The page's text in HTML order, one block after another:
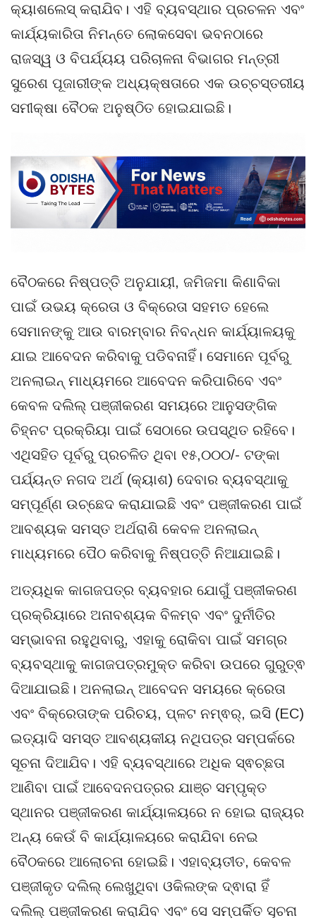
କ୍ୟାଶଲେସ୍ କରାଯିବ। ଏହି ବ୍ୟବସ୍ଥାର ପ୍ରଚଳନ ଏବଂ
କାର୍ଯ୍ୟକାରିତା ନିମନ୍ତେ ଲୋକସେବା ଭବନଠାରେ
ରାଜସ୍ୱ ଓ ବିପର୍ଯ୍ୟୟ ପରିଚାଳନା ବିଭାଗର ମନ୍ତ୍ରୀ
ସୁରେଶ ପୂଜାରୀଙ୍କ ଅଧ୍ୟକ୍ଷତାରେ ଏକ ଉଚ୍ଚସ୍ତରୀୟ
ସମୀକ୍ଷା ବୈଠକ ଅନୁଷ୍ଠିତ ହୋଇଯାଇଛି।
ବୈଠକରେ ନିଷ୍ପତ୍ତି ଅନୁଯାୟୀ, ଜମିଜମା କିଣାବିକା
ପାଇଁ ଉଭୟ କ୍ରେତା ଓ ବିକ୍ରେତା ସହମତ ହେଲେ
ସେମାନଙ୍କୁ ଆଉ ବାରମ୍ବାର ନିବନ୍ଧନ କାର୍ଯ୍ୟାଳୟକୁ
ଯାଇ ଆବେଦନ କରିବାକୁ ପଡିବନାହିଁ। ସେମାନେ ପୂର୍ବରୁ
ଅନଲାଇନ୍ ମାଧ୍ୟମରେ ଆବେଦନ କରିପାରିବେ ଏବଂ
କେବଳ ଦଲିଲ୍ ପଞ୍ଜୀକରଣ ସମୟରେ ଆନୁସଙ୍ଗିକ
ଚିହ୍ନଟ ପ୍ରକ୍ରିୟା ପାଇଁ ସେଠାରେ ଉପସ୍ଥିତ ରହିବେ।
ଏଥିସହିତ ପୂର୍ବରୁ ପ୍ରଚଳିତ ଥିବା ୧୫,୦୦୦/- ଟଙ୍କା
ପର୍ଯ୍ୟନ୍ତ ନଗଦ ଅର୍ଥ (କ୍ୟାଶ) ଦେବାର ବ୍ୟବସ୍ଥାକୁ
ସମ୍ପୂର୍ଣ୍ଣ ଉଚ୍ଛେଦ କରାଯାଇଛି ଏବଂ ପଞ୍ଜୀକରଣ ପାଇଁ
ଆବଶ୍ୟକ ସମସ୍ତ ଅର୍ଥରାଶି କେବଳ ଅନଲାଇନ୍
ମାଧ୍ୟମରେ ପୈଠ କରିବାକୁ ନିଷ୍ପତ୍ତି ନିଆଯାଇଛି।
ଅତ୍ୟଧିକ କାଗଜପତ୍ର ବ୍ୟବହାର ଯୋଗୁଁ ପଞ୍ଜୀକରଣ
ପ୍ରକ୍ରିୟାରେ ଅନାବଶ୍ୟକ ବିଳମ୍ବ ଏବଂ ଦୁର୍ନୀତିର
ସମ୍ଭାବନା ରହୁଥିବାରୁ, ଏହାକୁ ରୋକିବା ପାଇଁ ସମଗ୍ର
ବ୍ୟବସ୍ଥାକୁ କାଗଜପତ୍ରମୁକ୍ତ କରିବା ଉପରେ ଗୁରୁତ୍ଵ
ଦିଆଯାଇଛି। ଅନଲାଇନ୍ ଆବେଦନ ସମୟରେ କ୍ରେତା
ଏବଂ ବିକ୍ରେତାଙ୍କ ପରିଚୟ, ପ୍ଳଟ ନମ୍ଵର୍, ଇସି (EC)
ଇତ୍ୟାଦି ସମସ୍ତ ଆବଶ୍ୟକୀୟ ନଥିପତ୍ର ସମ୍ପର୍କରେ
ସୂଚନା ଦିଆଯିବ। ଏହି ବ୍ୟବସ୍ଥାରେ ଅଧିକ ସ୍ଵଚ୍ଛତା
ଆଣିବା ପାଇଁ ଆବେଦନପତ୍ରର ଯାଞ୍ଚ ସମ୍ପୃକ୍ତ
ସ୍ଥାନର ପଞ୍ଜୀକରଣ କାର୍ଯ୍ୟାଳୟରେ ନ ହୋଇ ରାଜ୍ୟର
ଅନ୍ୟ କେଉଁ ବି କାର୍ଯ୍ୟାଳୟରେ କରାଯିବା ନେଇ
ବୈଠକରେ ଆଲୋଚନା ହୋଇଛି। ଏହାବ୍ୟତୀତ, କେବଳ
ପଞ୍ଜୀକୃତ ଦଲିଲ୍ ଲେଖୁଥିବା ଓକିଲଙ୍କ ଦ୍ଵାରା ହିଁ
ଦଲିଲ୍ ପଞ୍ଜୀକରଣ କରାଯିବ ଏବଂ ସେ ସମ୍ପର୍କିତ ସୂଚନା